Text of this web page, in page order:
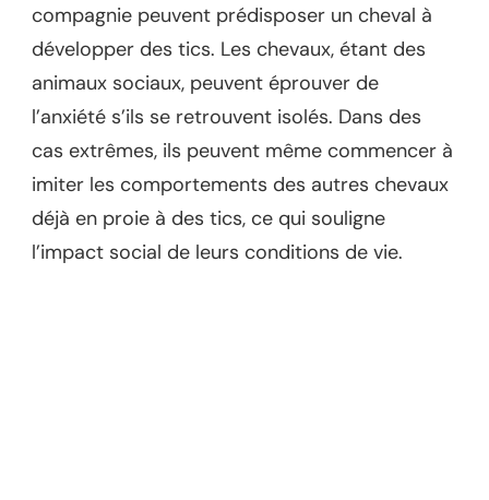
compagnie peuvent prédisposer un cheval à
développer des tics. Les chevaux, étant des
animaux sociaux, peuvent éprouver de
l’anxiété s’ils se retrouvent isolés. Dans des
cas extrêmes, ils peuvent même commencer à
imiter les comportements des autres chevaux
déjà en proie à des tics, ce qui souligne
l’impact social de leurs conditions de vie.